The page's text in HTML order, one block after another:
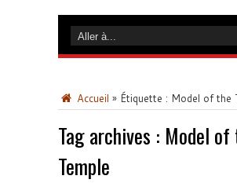
Accueil » Étiquette : Model of the
Tag archives : Model of
Temple